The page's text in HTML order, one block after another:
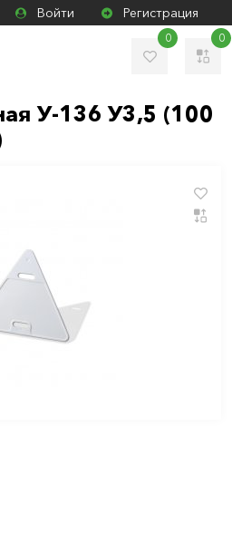
Войти Регистрация
0 0
У-136 У3,5 (100